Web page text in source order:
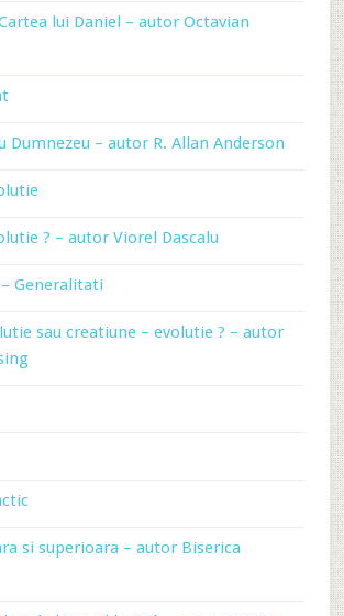
lui Daniel – autor Octavian
Dumnezeu – autor R. Allan Anderson
? – autor Viorel Dascalu
Generalitati
sau creatiune – evolutie ? – autor
si superioara – autor Biserica